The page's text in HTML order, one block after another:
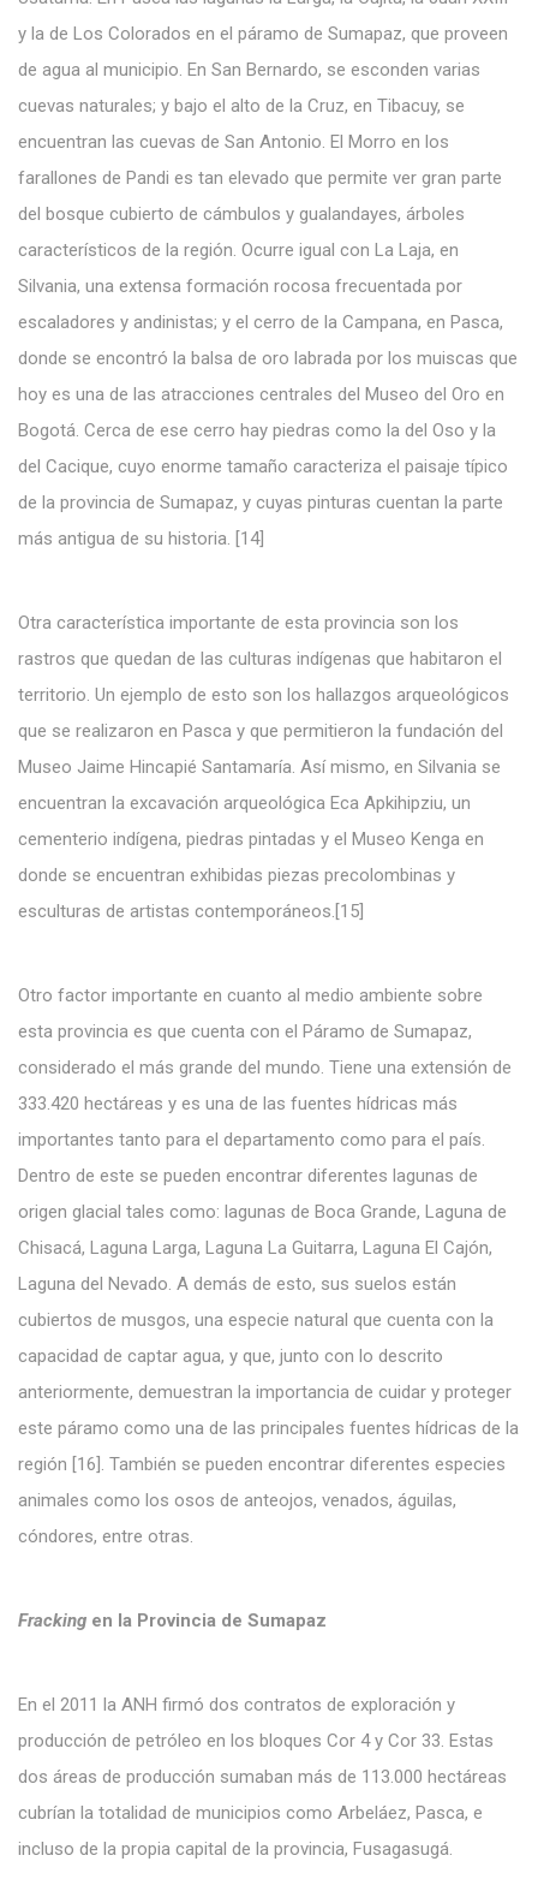
y la de Los Colorados en el páramo de Sumapaz, que proveen
de agua al municipio. En San Bernardo, se esconden varias
cuevas naturales; y bajo el alto de la Cruz, en Tibacuy, se
encuentran las cuevas de San Antonio. El Morro en los
farallones de Pandi es tan elevado que permite ver gran parte
del bosque cubierto de cámbulos y gualandayes, árboles
característicos de la región. Ocurre igual con La Laja, en
Silvania, una extensa formación rocosa frecuentada por
escaladores y andinistas; y el cerro de la Campana, en Pasca,
donde se encontró la balsa de oro labrada por los muiscas que
hoy es una de las atracciones centrales del Museo del Oro en
Bogotá. Cerca de ese cerro hay piedras como la del Oso y la
del Cacique, cuyo enorme tamaño caracteriza el paisaje típico
de la provincia de Sumapaz, y cuyas pinturas cuentan la parte
más antigua de su historia. [14]
Otra característica importante de esta provincia son los
rastros que quedan de las culturas indígenas que habitaron el
territorio. Un ejemplo de esto son los hallazgos arqueológicos
que se realizaron en Pasca y que permitieron la fundación del
Museo Jaime Hincapié Santamaría. Así mismo, en Silvania se
encuentran la excavación arqueológica Eca Apkihipziu, un
cementerio indígena, piedras pintadas y el Museo Kenga en
donde se encuentran exhibidas piezas precolombinas y
esculturas de artistas contemporáneos.[15]
Otro factor importante en cuanto al medio ambiente sobre
esta provincia es que cuenta con el Páramo de Sumapaz,
considerado el más grande del mundo. Tiene una extensión de
333.420 hectáreas y es una de las fuentes hídricas más
importantes tanto para el departamento como para el país.
Dentro de este se pueden encontrar diferentes lagunas de
origen glacial tales como: lagunas de Boca Grande, Laguna de
Chisacá, Laguna Larga, Laguna La Guitarra, Laguna El Cajón,
Laguna del Nevado. A demás de esto, sus suelos están
cubiertos de musgos, una especie natural que cuenta con la
capacidad de captar agua, y que, junto con lo descrito
anteriormente, demuestran la importancia de cuidar y proteger
este páramo como una de las principales fuentes hídricas de la
región [16]. También se pueden encontrar diferentes especies
animales como los osos de anteojos, venados, águilas,
cóndores, entre otras.
Fracking en la Provincia de Sumapaz
En el 2011 la ANH firmó dos contratos de exploración y
producción de petróleo en los bloques Cor 4 y Cor 33. Estas
dos áreas de producción sumaban más de 113.000 hectáreas
cubrían la totalidad de municipios como Arbeláez, Pasca, e
incluso de la propia capital de la provincia, Fusagasugá.